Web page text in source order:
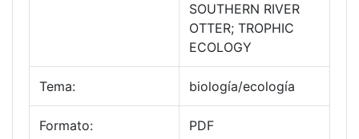
SOUTHERN RIVER
OTTER; TROPHIC
ECOLOGY
Tema: biología/ecología
Formato: PDF